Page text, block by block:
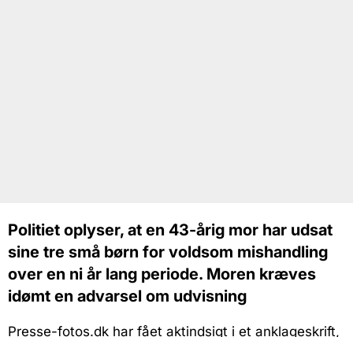
Politiet oplyser, at en 43-årig mor har udsat
sine tre små børn for voldsom mishandling
over en ni år lang periode. Moren kræves
idømt en advarsel om udvisning
Presse-fotos.dk har fået aktindsigt i et anklageskrift,